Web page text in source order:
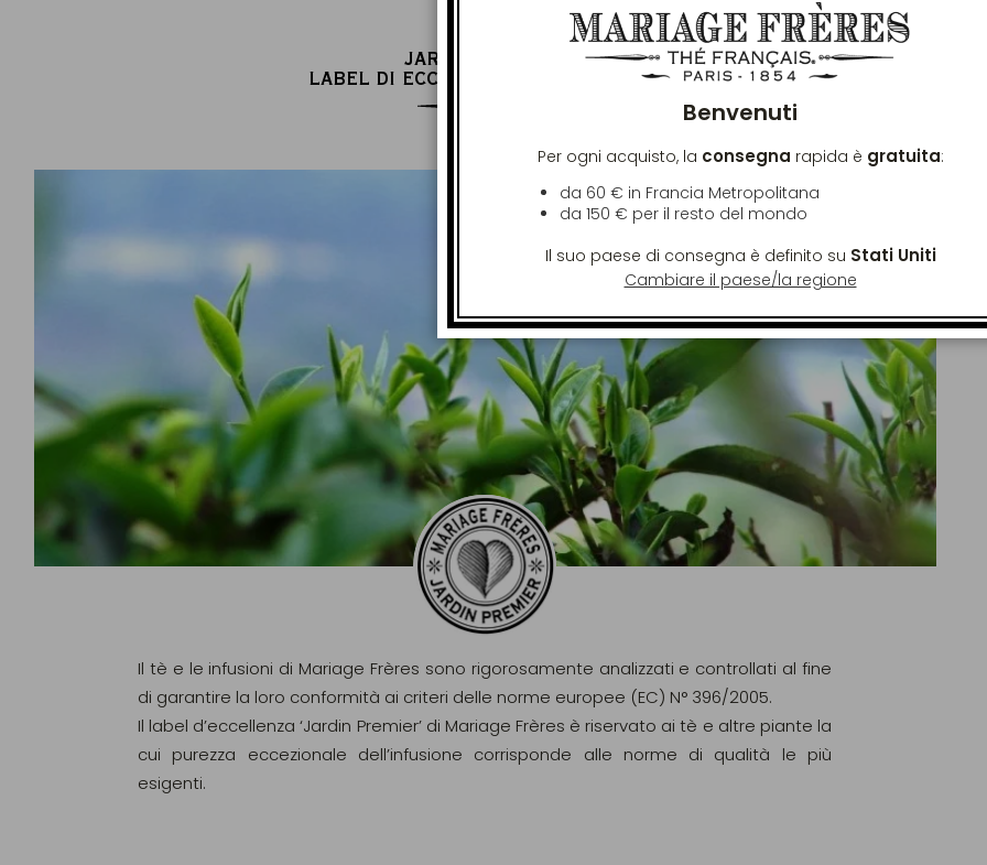
JARDIN PREMIER
LABEL DI ECCELLENZA E DI PUREZZA
Il tè e le infusioni di Mariage Frères sono rigorosamente analizzati e controllati al fine
di garantire la loro conformità ai criteri delle norme europee (EC) N° 396/2005.
Il label d’eccellenza ‘Jardin Premier’ di Mariage Frères è riservato ai tè e altre piante la
cui purezza eccezionale dell’infusione corrisponde alle norme di qualità le più
esigenti.
Benvenuti
Per ogni acquisto, la consegna rapida è gratuita:
da 60 € in Francia Metropolitana
da 150 € per il resto del mondo
Il suo paese di consegna è definito su Stati Uniti
Cambiare il paese/la regione